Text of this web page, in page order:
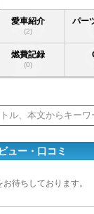
愛車紹介
(2)
パー
燃費記録
(0)
ュー・口コミ
待ちしております。